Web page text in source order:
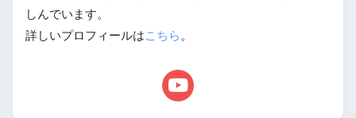
しんでいます。
詳しいプロフィールはこちら 。